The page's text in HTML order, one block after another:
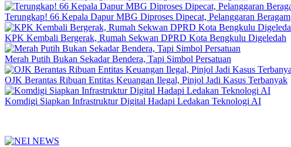
Terungkap! 66 Kepala Dapur MBG Diproses Dipecat, Pelanggaran Beragam
KPK Kembali Bergerak, Rumah Sekwan DPRD Kota Bengkulu Digeledah
Merah Putih Bukan Sekadar Bendera, Tapi Simbol Persatuan
OJK Berantas Ribuan Entitas Keuangan Ilegal, Pinjol Jadi Kasus Terbanyak
Komdigi Siapkan Infrastruktur Digital Hadapi Ledakan Teknologi AI